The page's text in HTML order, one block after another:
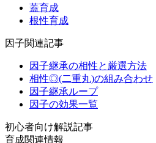
蓋育成
根性育成
因子関連記事
因子継承の相性と厳選方法
相性◎(二重丸)の組み合わせ
因子継承ループ
因子の効果一覧
初心者向け解説記事
育成関連情報